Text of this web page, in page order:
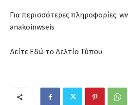
Για περισσότερες πληροφορίες:
anakoinwseis
Δείτε Εδώ το Δελτίο Τύπου